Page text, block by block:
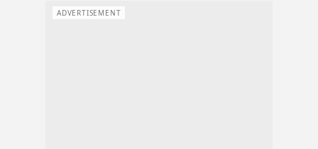
ADVERTISEMENT